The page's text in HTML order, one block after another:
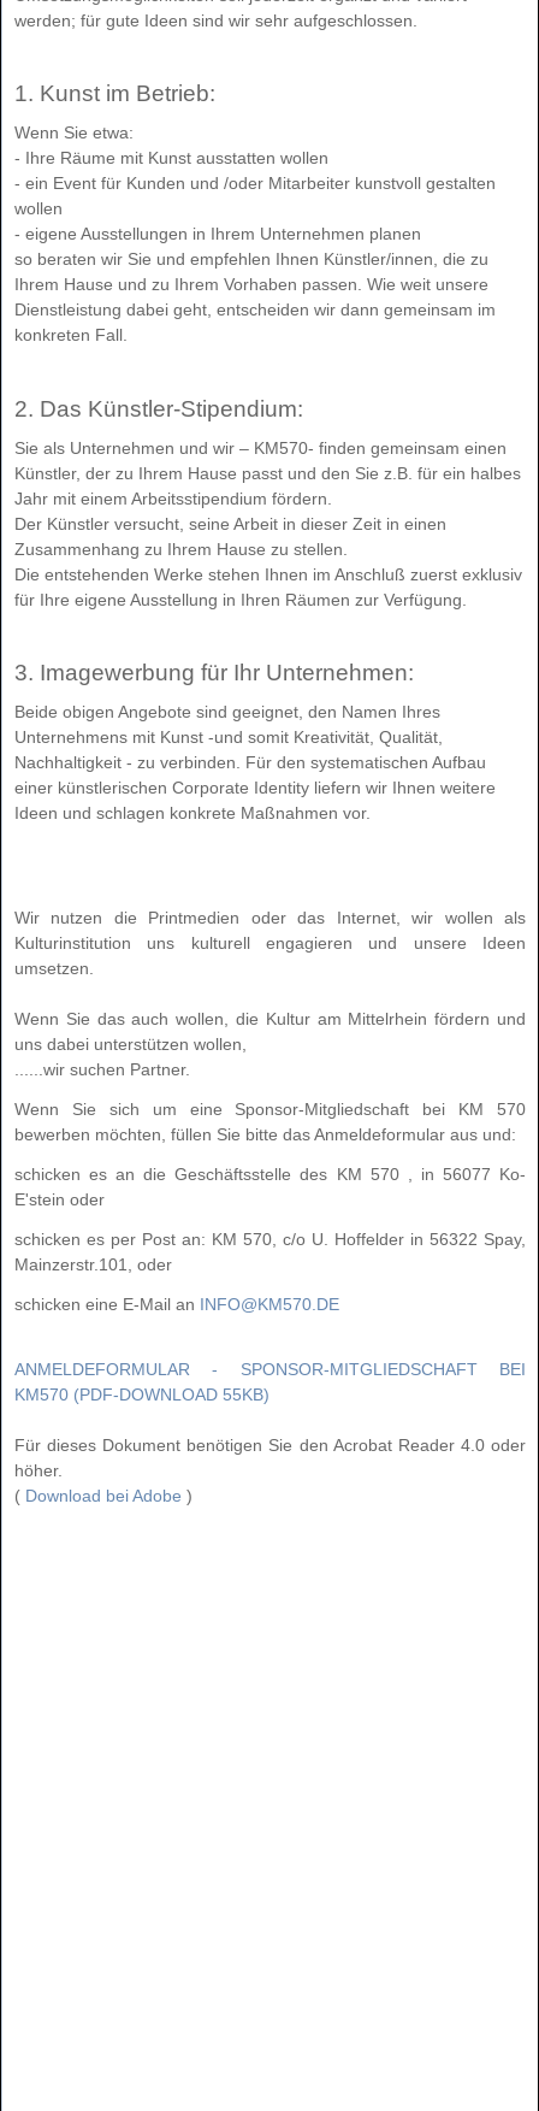
werden; für gute Ideen sind wir sehr aufgeschlossen.
1. Kunst im Betrieb:
Wenn Sie etwa:
- Ihre Räume mit Kunst ausstatten wollen
- ein Event für Kunden und /oder Mitarbeiter kunstvoll gestalten
wollen
- eigene Ausstellungen in Ihrem Unternehmen planen
so beraten wir Sie und empfehlen Ihnen Künstler/innen, die zu
Ihrem Hause und zu Ihrem Vorhaben passen. Wie weit unsere
Dienstleistung dabei geht, entscheiden wir dann gemeinsam im
konkreten Fall.
2. Das Künstler-Stipendium:
Sie als Unternehmen und wir – KM570- finden gemeinsam einen
Künstler, der zu Ihrem Hause passt und den Sie z.B. für ein halbes
Jahr mit einem Arbeitsstipendium fördern.
Der Künstler versucht, seine Arbeit in dieser Zeit in einen
Zusammenhang zu Ihrem Hause zu stellen.
Die entstehenden Werke stehen Ihnen im Anschluß zuerst exklusiv
für Ihre eigene Ausstellung in Ihren Räumen zur Verfügung.
3. Imagewerbung für Ihr Unternehmen:
Beide obigen Angebote sind geeignet, den Namen Ihres
Unternehmens mit Kunst -und somit Kreativität, Qualität,
Nachhaltigkeit - zu verbinden. Für den systematischen Aufbau
einer künstlerischen Corporate Identity liefern wir Ihnen weitere
Ideen und schlagen konkrete Maßnahmen vor.
Wir nutzen die Printmedien oder das Internet, wir wollen als
Kulturinstitution uns kulturell engagieren und unsere Ideen
umsetzen.
Wenn Sie das auch wollen, die Kultur am Mittelrhein fördern und
uns dabei unterstützen wollen,
......wir suchen Partner.
Wenn Sie sich um eine Sponsor-Mitgliedschaft bei KM 570
bewerben möchten, füllen Sie bitte das Anmeldeformular aus und:
schicken es an die Geschäftsstelle des KM 570 , in 56077 Ko-
E'stein oder
schicken es per Post an: KM 570, c/o U. Hoffelder in 56322 Spay,
Mainzerstr.101, oder
schicken eine E-Mail an INFO@KM570.DE
ANMELDEFORMULAR - SPONSOR-MITGLIEDSCHAFT BEI
KM570 (PDF-DOWNLOAD 55KB)
Für dieses Dokument benötigen Sie den Acrobat Reader 4.0 oder
höher.
( Download bei Adobe )